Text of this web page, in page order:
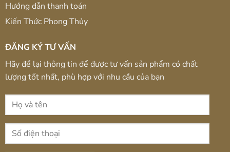
Hướng dẫn thanh toán
Kiến Thức Phong Thủy
ĐĂNG KÝ TƯ VẤN
Hãy để lại thông tin để được tư vấn sản phẩm có chất
lượng tốt nhất, phù hợp với nhu cầu của bạn